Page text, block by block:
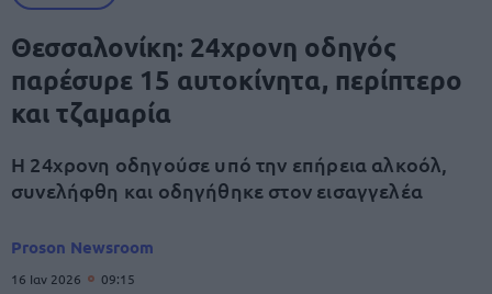
Θεσσαλονίκη: 24χρονη οδηγός
παρέσυρε 15 αυτοκίνητα, περίπτερο
και τζαμαρία
Η 24χρονη οδηγούσε υπό την επήρεια αλκοόλ,
συνελήφθη και οδηγήθηκε στον εισαγγελέα
Proson Newsroom
16 Ιαν 2026 09:15